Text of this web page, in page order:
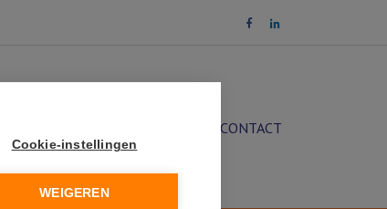
CONTACT
Cookie-instellingen
WEIGEREN